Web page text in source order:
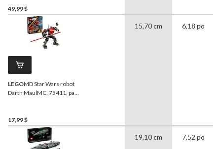
pour 7 ans et plus, paq. 258
49,99 $
LEGOMD Star Wars robot
Darth MaulMC, 75411, paq.
17,99 $
15,70 cm 6,18 po
19,10 cm 7,52 po